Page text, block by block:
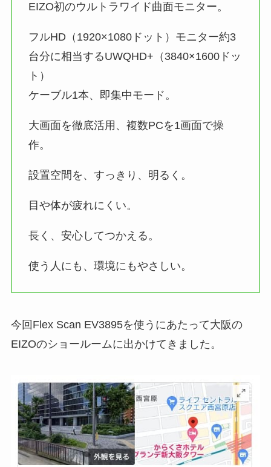
EIZO初のウルトラワイド曲面モニター。
フルHD（1920×1080ドット）モニター約3
台分に相当するUWQHD+（3840×1600ドッ
ト）
ケーブル1本、即集中モード。
大画面を徹底活用、複数PCを1画面で操
作。
設置空間を、すっきり、明るく。
目や体が疲れにくい。
長く、安心してつかえる。
使う人にも、環境にもやさしい。
今回Flex Scan EV3895を使うにあたって大阪の
EIZOのショールームに出かけてきました。